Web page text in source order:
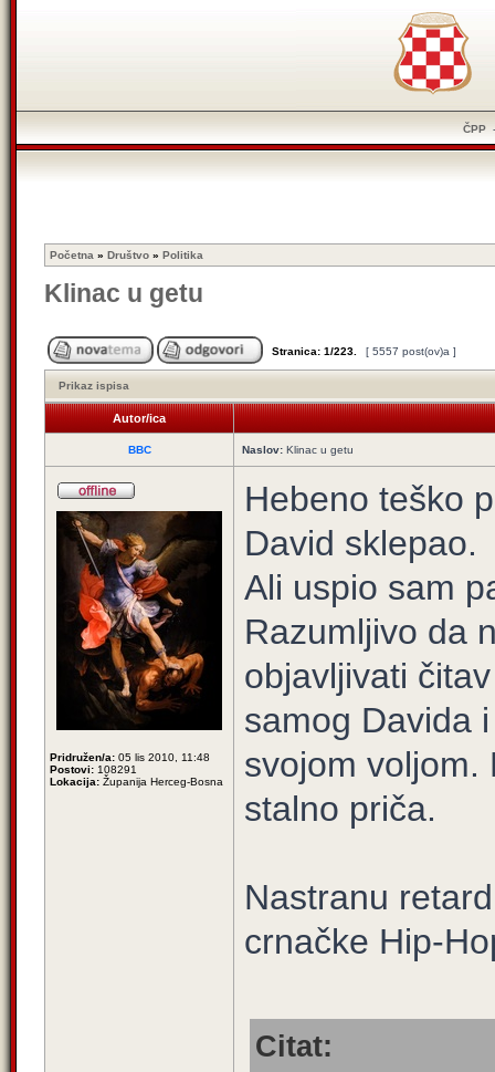
ČPP
Početna » Društvo » Politika
Klinac u getu
Stranica: 1/223 [ 5557 post(ov)a ]
Prikaz ispisa
Autor/ica
BBC Naslov: Klinac u getu
Pridružen/a: 05 lis 2010, 11:48
Postovi: 108291
Lokacija: Županija Herceg-Bosna
Hebeno teško
David sklepao.
Ali uspio sam
Razumljivo da
objavljivati
samog Davida
svojom voljom.
stalno priča.
Nastranu
crnačke Hip-
Citat: